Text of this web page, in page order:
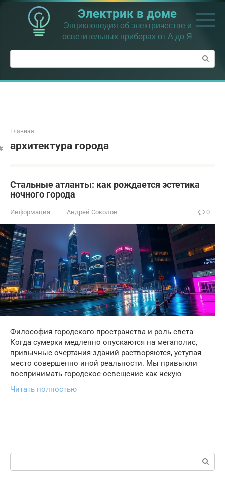
Перейти
контенту
Электрик в доме
Энциклопедия об электричестве и
осветительных приборах от А до Я
Поиск:
Главная
архитектура города
Стальные атланты: как рождается эстетика
ночного города
Информация Андрей Соколов 0
Философия городского пространства и роль света
Когда сумерки медленно опускаются на мегаполис,
привычные очертания зданий растворяются, уступая
место совершенно иной реальности. Мы привыкли
воспринимать городское освещение как некую
Читать полностью
Поиск: